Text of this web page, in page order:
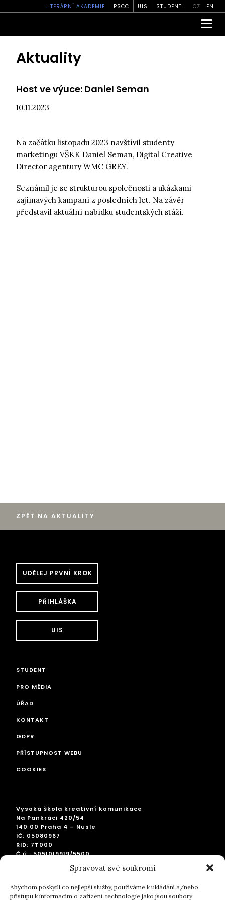
Spravovat své soukromí
Abychom poskytli co nejlepší služby, používáme k ukládání a/nebo
přístupu k informacím o zařízení, technologie jako jsou soubory
LITERÁRNÍ AKADEMIE PSCC UIS STUDENT CZ EN
Aktuality
Host ve výuce: Daniel Seman
10.11.2023
Na začátku listopadu 2023 navštívil studenty
marketingu VŠKK Daniel Seman, Digital Creative
Director agentury WMC GREY.
Seznámil je se strukturou společnosti a ukázkami
zajímavých kampaní z posledních let. Na závěr
představil aktuální nabídku studentských stáží.
ZPĚT NA AKTUALITY
UDĚLEJ PRVNÍ KROK
PŘIHLÁŠKA
UIS
STUDENT
PRO MÉDIA
ÚŘAD
KONTAKT
GDPR
PŘÍSTUPNOST WEBU
COOKIES
Vysoká škola kreativní komunikace
Na Pankráci 420/54
140 00 Praha 4 – Nusle
IČ: 05080967
RID: 7T000
Č.ú.: 5051019919/5500
SWIFT: RZBCCZPP